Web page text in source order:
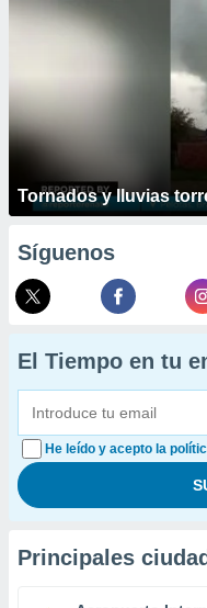
Tornados y lluvias
Síguenos
El Tiempo en tu
He leído y acepto la
Principales